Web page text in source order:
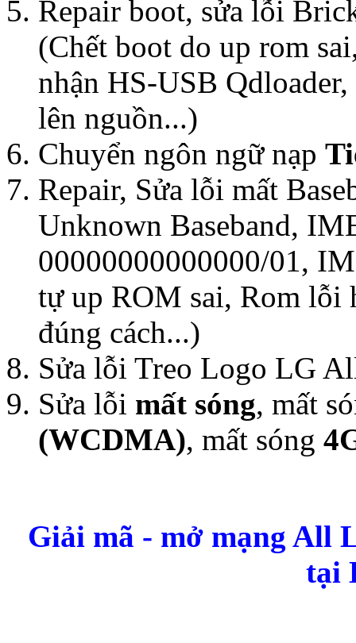
Repair boot, sửa lỗi
(Chết boot do up rom
nhận HS-USB
lên nguồn...)
Chuyển ngôn ngữ nạp
Repair, Sửa lỗi mất
Unknown Baseband,
00000000000000/01,
tự up ROM sai, Rom lỗi
đúng cách...)
Sửa lỗi Treo Logo LG
Sửa lỗi mất sóng, mất
(WCDMA), mất sóng
Giải mã - mở mạng All
tại